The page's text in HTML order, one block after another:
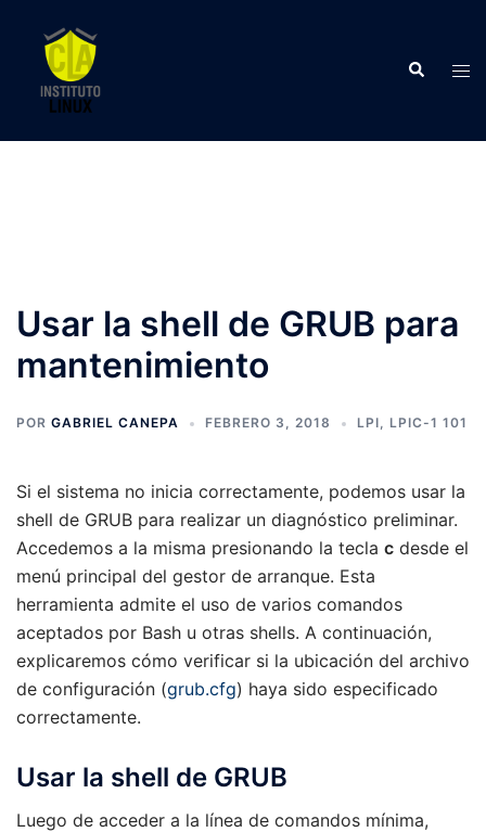
contenido
Buscar
Usar la shell de GRUB para
mantenimiento
POR GABRIEL CANEPA FEBRERO 3, 2018 LPI, LPIC-1 101
Si el sistema no inicia correctamente, podemos usar la
shell de GRUB para realizar un diagnóstico preliminar.
Accedemos a la misma presionando la tecla c desde el
menú principal del gestor de arranque. Esta
herramienta admite el uso de varios comandos
aceptados por Bash u otras shells. A continuación,
explicaremos cómo verificar si la ubicación del archivo
de configuración (grub.cfg) haya sido especificado
correctamente.
Usar la shell de GRUB
Luego de acceder a la línea de comandos mínima,